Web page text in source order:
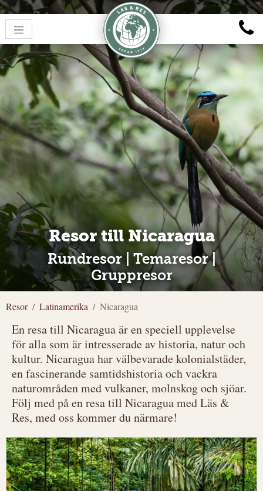
Resor till Nicaragua
Rundresor | Temaresor |
Gruppresor
Resor Latinamerika Nicaragua
En resa till Nicaragua är en speciell upplevelse
för alla som är intresserade av historia, natur och
kultur. Nicaragua har välbevarade kolonialstäder,
en fascinerande samtidshistoria och vackra
naturområden med vulkaner, molnskog och sjöar.
Följ med på en resa till Nicaragua med Läs &
Res, med oss kommer du närmare!